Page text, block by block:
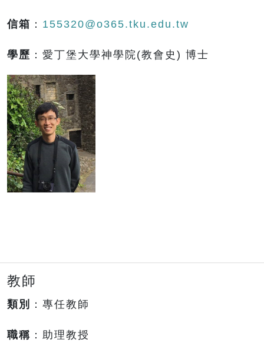
信箱 ： 155320@o365.tku.edu.tw
學歷 ：愛丁堡大學神學院(教會史) 博士
教師
類別 ：專任教師
職稱 ：助理教授